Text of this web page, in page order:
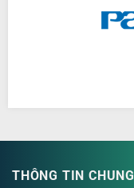
THÔNG TIN CHUNG